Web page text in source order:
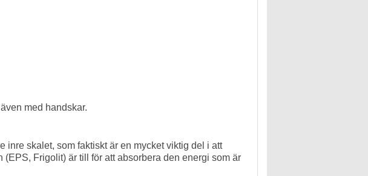
även med handskar.
inre skalet, som faktiskt är en mycket viktig del i att
(EPS, Frigolit) är till för att absorbera den energi som är